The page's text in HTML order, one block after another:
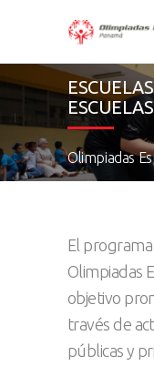
Olimpiadas
El programa
Olimpiadas
objetivo
través de
públicas y